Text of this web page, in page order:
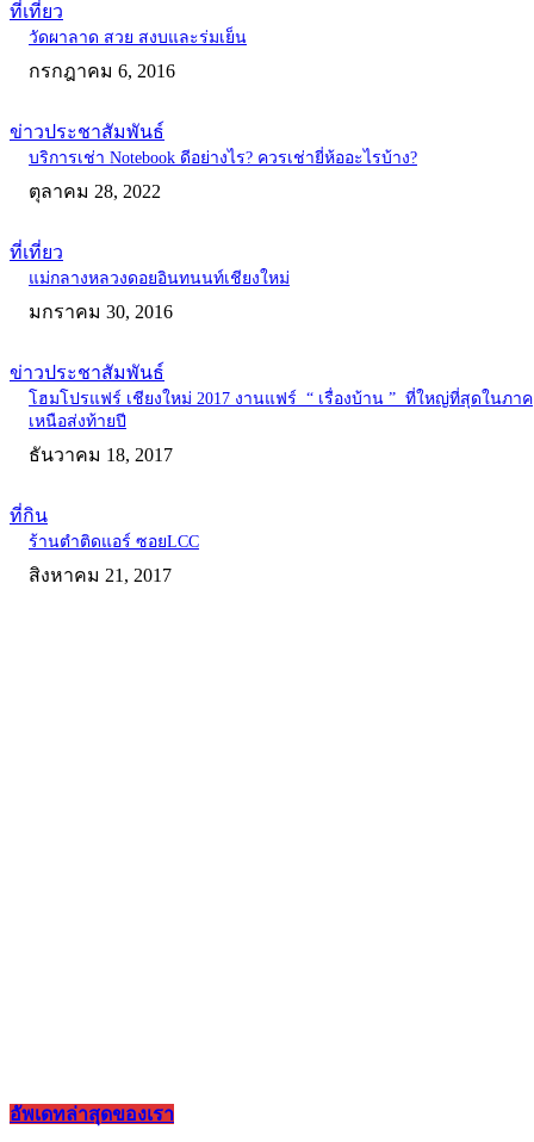
ที่เที่ยว
วัดผาลาด สวย สงบและร่มเย็น
กรกฎาคม 6, 2016
ข่าวประชาสัมพันธ์
บริการเช่า Notebook ดีอย่างไร? ควรเช่ายี่ห้ออะไรบ้าง?
ตุลาคม 28, 2022
ที่เที่ยว
แม่กลางหลวงดอยอินทนนท์เชียงใหม่
มกราคม 30, 2016
ข่าวประชาสัมพันธ์
โฮมโปรแฟร์ เชียงใหม่ 2017 งานแฟร์ “ เรื่องบ้าน ” ที่ใหญ่ที่สุดในภาค
เหนือส่งท้ายปี
ธันวาคม 18, 2017
ที่กิน
ร้านตำติดแอร์ ซอยLCC
สิงหาคม 21, 2017
อัพเดทล่าสุดของเรา